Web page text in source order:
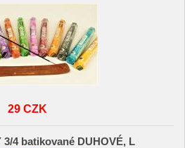
29 CZK
3/4 batikované DUHOVÉ, L